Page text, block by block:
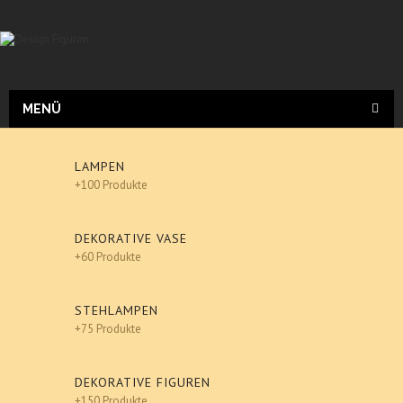
MENÜ
LAMPEN
+100 Produkte
DEKORATIVE VASE
+60 Produkte
STEHLAMPEN
+75 Produkte
DEKORATIVE FIGUREN